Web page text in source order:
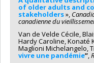
of older adults and
stakeholders»,
canadienne du
Van de Velde Cécile,
Hardy Caroline, Konaté
Maglioni Michelangelo,
vivre une pandémie”,